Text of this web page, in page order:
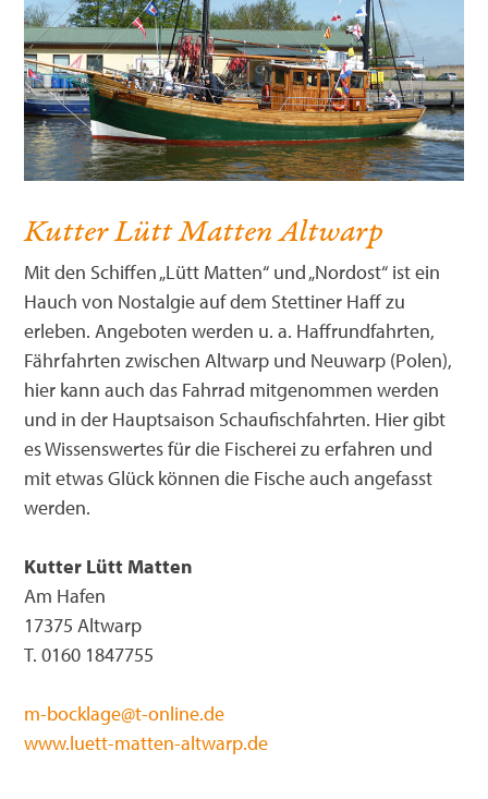
Kutter Lütt Matten Altwarp
Mit den Schiffen „Lütt Matten“ und „Nordost“ ist ein
Hauch von Nostalgie auf dem Stettiner Haff zu
erleben. Angeboten werden u. a. Haffrundfahrten,
Fährfahrten zwischen Altwarp und Neuwarp (Polen),
hier kann auch das Fahrrad mitgenommen werden
und in der Hauptsaison Schaufischfahrten. Hier gibt
es Wissenswertes für die Fischerei zu erfahren und
mit etwas Glück können die Fische auch angefasst
werden.
Kutter Lütt Matten
Am Hafen
17375 Altwarp
T. 0160 1847755
m-bocklage@t-online.de
www.luett-matten-altwarp.de